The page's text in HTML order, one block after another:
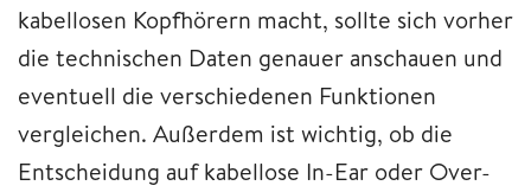
kabellosen Kopfhörern macht, sollte sich vorher
die technischen Daten genauer anschauen und
eventuell die verschiedenen Funktionen
vergleichen. Außerdem ist wichtig, ob die
Entscheidung auf kabellose In-Ear oder Over-